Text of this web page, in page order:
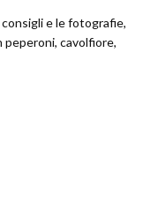
e le fotografie,
peperoni, cavolfiore,